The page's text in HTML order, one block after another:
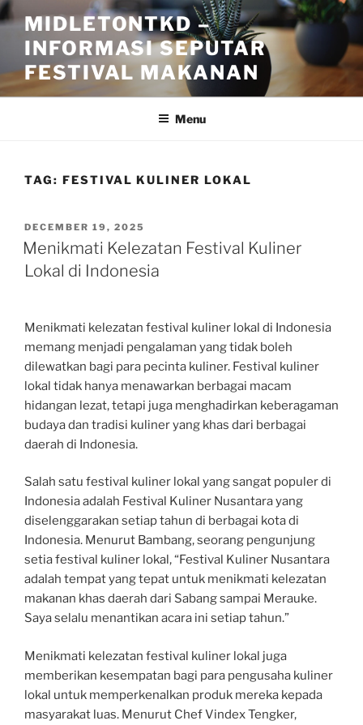
Skip
to
content
MIDLETONTKD –
INFORMASI SEPUTAR
FESTIVAL MAKANAN
Menu
TAG: FESTIVAL KULINER LOKAL
POSTED
ON
DECEMBER 19, 2025
Menikmati Kelezatan Festival Kuliner
Lokal di Indonesia
Menikmati kelezatan festival kuliner lokal di Indonesia
memang menjadi pengalaman yang tidak boleh
dilewatkan bagi para pecinta kuliner. Festival kuliner
lokal tidak hanya menawarkan berbagai macam
hidangan lezat, tetapi juga menghadirkan keberagaman
budaya dan tradisi kuliner yang khas dari berbagai
daerah di Indonesia.
Salah satu festival kuliner lokal yang sangat populer di
Indonesia adalah Festival Kuliner Nusantara yang
diselenggarakan setiap tahun di berbagai kota di
Indonesia. Menurut Bambang, seorang pengunjung
setia festival kuliner lokal, “Festival Kuliner Nusantara
adalah tempat yang tepat untuk menikmati kelezatan
makanan khas daerah dari Sabang sampai Merauke.
Saya selalu menantikan acara ini setiap tahun.”
Menikmati kelezatan festival kuliner lokal juga
memberikan kesempatan bagi para pengusaha kuliner
lokal untuk memperkenalkan produk mereka kepada
masyarakat luas. Menurut Chef Vindex Tengker,